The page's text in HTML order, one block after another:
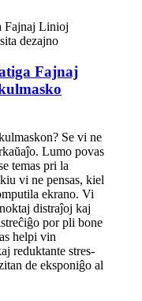
Fajnaj
Se vi ne
Lumo povas
temas pri la
vi ne pensas, kiel
ekrano. Vi
distraĵoj kaj
por pli bone
helpi vin
reduktante stres-
de eksponiĝo al